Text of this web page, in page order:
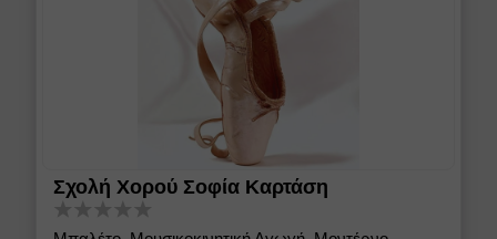
Σχολή Χορού Σοφία Καρτάση